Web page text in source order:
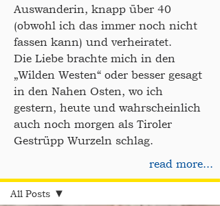
All Posts
Auswanderin, knapp über 40
(obwohl ich das immer noch nicht
fassen kann) und verheiratet.
Die Liebe brachte mich in den
„Wilden Westen“ oder besser gesagt
in den Nahen Osten, wo ich
gestern, heute und wahrscheinlich
auch noch morgen als Tiroler
Gestrüpp Wurzeln schlag.
read more...